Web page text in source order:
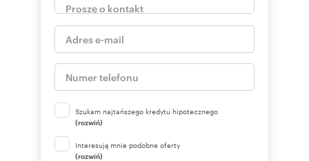
Szukam najtańszego kredytu hipotecznego
(rozwiń)
Interesują mnie podobne oferty
(rozwiń)